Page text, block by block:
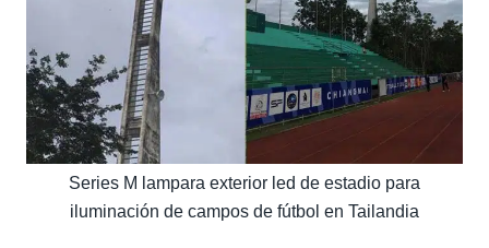
Series M lampara exterior led de estadio para
iluminación de campos de fútbol en Tailandia